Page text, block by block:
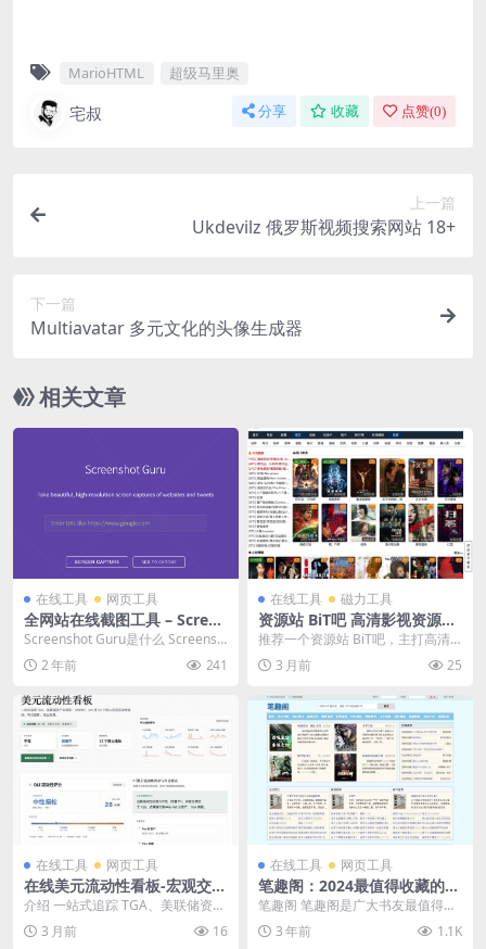
MarioHTML 超级马里奥
宅叔 分享 收藏 点赞(0)
上一篇
Ukdevilz 俄罗斯视频搜索网站 18+
下一篇
Multiavatar 多元文化的头像生成器
相关文章
在线工具 网页工具
全网站在线截图工具 – Screen
shot Guru
Screenshot Guru是什么 Screensh
ot Guru，一个免费在...
2 年前 241
在线工具 磁力工具
资源站 BiT吧 高清影视资源下
载
推荐一个资源站 BiT吧，主打高清
影视资源下载。 提供电影、电视剧
的 BT 种子...
3 月前 25
在线工具 网页工具
在线美元流动性看板-宏观交易
员的福音
介绍 一站式追踪 TGA、美联储资产
负债表、ONRRP、VIX 等 12 个核
心...3 月前 16
在线工具 网页工具
笔趣阁：2024最值得收藏的小
说网站
笔趣阁 笔趣阁是广大书友最值得收
藏的网络小说阅读网，网站收录了
起点中文网2024...
3 年前 1.1K